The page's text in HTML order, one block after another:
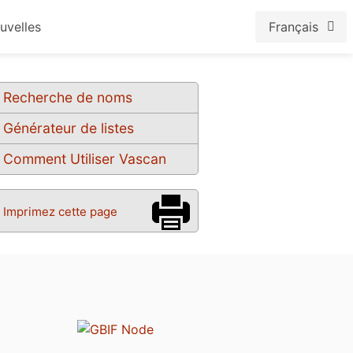
Français
Recherche de noms
Générateur de listes
Comment Utiliser Vascan
Imprimez cette page